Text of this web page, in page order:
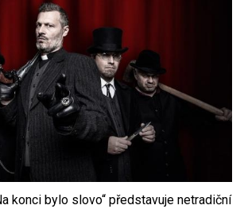
konci bylo slovo“ představuje netradiční